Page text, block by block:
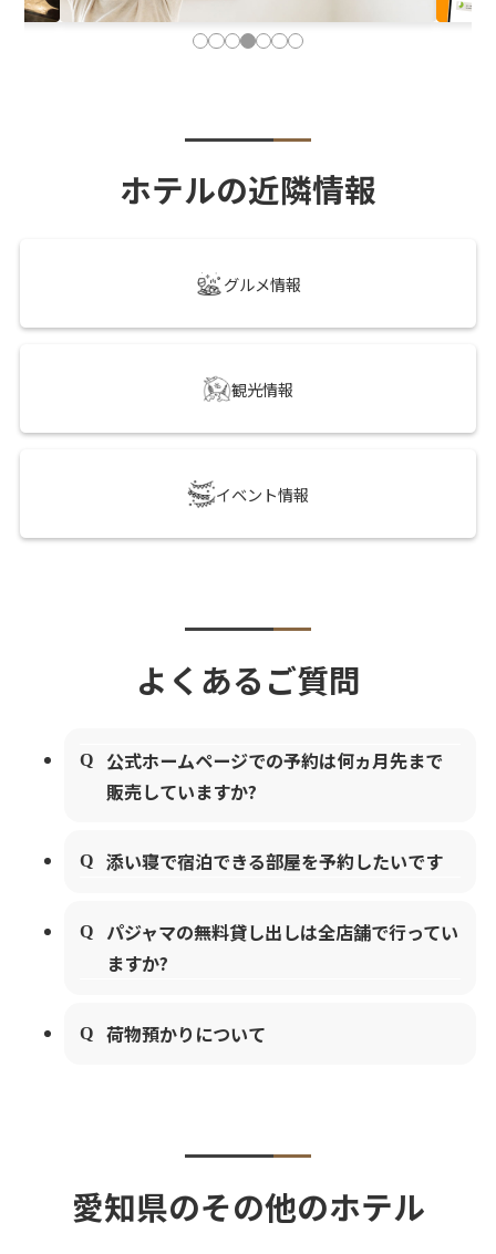
ホテルの近隣情報
グルメ情報
観光情報
イベント情報
よくあるご質問
公式ホームページでの予約は何ヵ月先まで
販売していますか?
添い寝で宿泊できる部屋を予約したいです
パジャマの無料貸し出しは全店舗で行ってい
ますか?
荷物預かりについて
愛知県のその他のホテル